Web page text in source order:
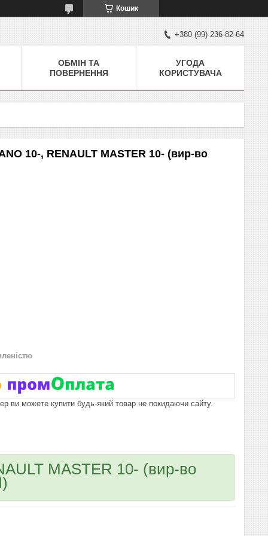
Кошик
+380 (99) 236-82-64
ОБМІН ТА
ПОВЕРНЕННЯ
УГОДА
КОРИСТУВАЧА
10-, RENAULT MASTER 10- (вир-во
ви можете купити будь-який товар не покидаючи сайту.
MASTER 10- (вир-во